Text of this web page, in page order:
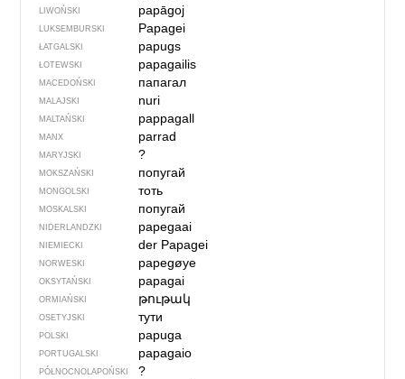
LIWOŃSKI papāgoj
LUKSEMBURSKI Papagei
ŁATGALSKI papugs
ŁOTEWSKI papagailis
MACEDOŃSKI папагал
MALAJSKI nuri
MALTAŃSKI pappagall
MANX parrad
MARYJSKI ?
MOKSZAŃSKI попугай
MONGOLSKI тоть
MOSKALSKI попугай
NIDERLANDZKI papegaai
NIEMIECKI der Papagei
NORWESKI papegøye
OKSYTAŃSKI papagai
ORMIAŃSKI թութակ
OSETYJSKI тути
POLSKI papuga
PORTUGALSKI papagaio
PÓŁNOCNO­LA­POŃ­SKI ?